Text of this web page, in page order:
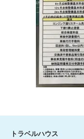
トラベルハウス